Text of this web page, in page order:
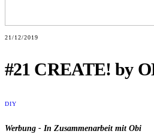
21/12/2019
#21 CREATE! by
DIY
Werbung - In Zusammenarbeit mit Obi